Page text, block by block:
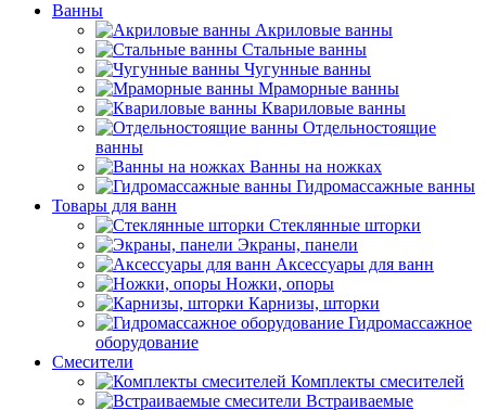
Ванны
Акриловые ванны
Стальные ванны
Чугунные ванны
Мраморные ванны
Квариловые ванны
Отдельностоящие
ванны
Ванны на ножках
Гидромассажные ванны
Товары для ванн
Стеклянные шторки
Экраны, панели
Аксессуары для ванн
Ножки, опоры
Карнизы, шторки
Гидромассажное
оборудование
Смесители
Комплекты смесителей
Встраиваемые